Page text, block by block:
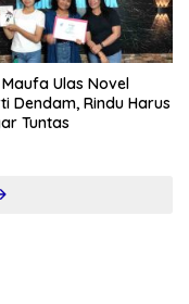
Ulas Novel
Dendam, Rindu Harus
Tuntas